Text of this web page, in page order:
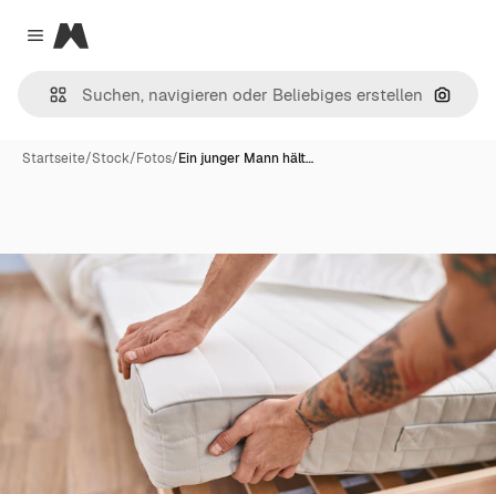
Close menu
Magnific
Nach
Startseite/Stock/Fotos/Ein junger Mann hält…